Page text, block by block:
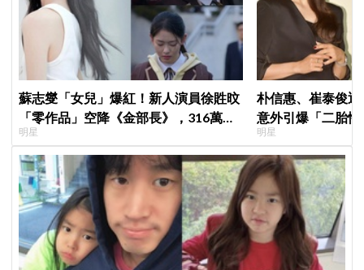
蘇志燮「女兒」爆紅！新人演員徐貹旼
「零作品」空降《金部長》，316萬舊
片被挖出網驚呆：星味藏不住！
明星
朴信惠、崔泰俊
意外引爆「二胎
明星